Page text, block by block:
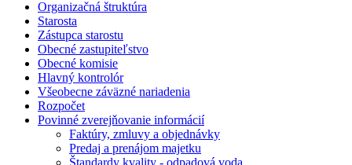
Organizačná štruktúra
Starosta
Zástupca starostu
Obecné zastupiteľstvo
Obecné komisie
Hlavný kontrolór
Všeobecne záväzné nariadenia
Rozpočet
Povinné zverejňovanie informácií
Faktúry, zmluvy a objednávky
Predaj a prenájom majetku